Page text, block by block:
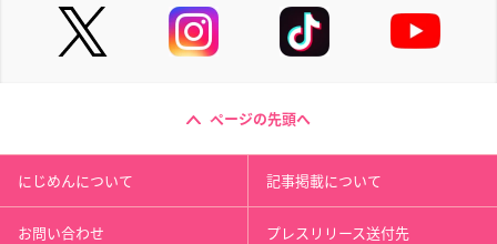
ページの先頭へ
にじめんについて 記事掲載について
お問い合わせ プレスリリース送付先